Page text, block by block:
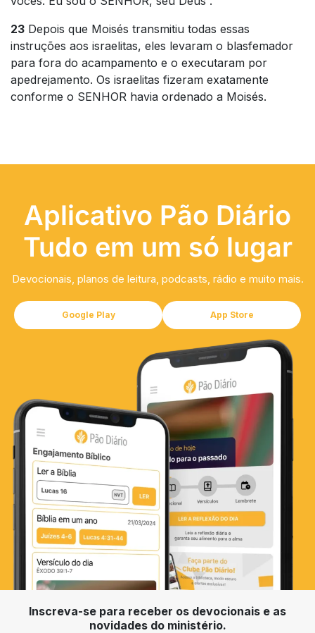
23 Depois que Moisés transmitiu todas essas
instruções aos israelitas, eles levaram o blasfemador
para fora do acampamento e o executaram por
apedrejamento. Os israelitas fizeram exatamente
conforme o SENHOR havia ordenado a Moisés.
Aplicativo Pão Diário
Tudo em um só lugar
Devocionais, planos de leitura, podcasts, rádio e muito mais.
Google Play App Store
Inscreva-se para receber os devocionais e as
novidades do ministério.